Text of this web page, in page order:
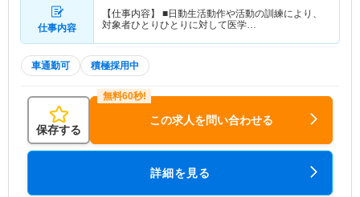
仕事内容
【仕事内容】 ■日動生活動作や活動の訓練により、
対象者ひとりひとりに対して医学…
車通勤可 積極採用中
保存する
この求人を問い合わせる
詳細を見る